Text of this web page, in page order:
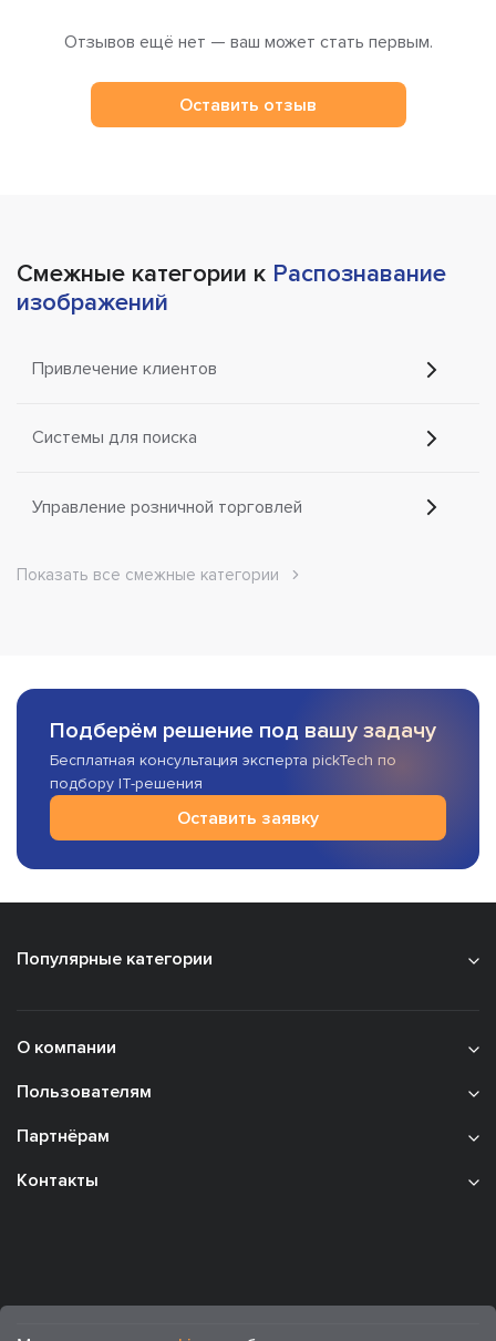
Отзывов ещё нет — ваш может стать первым.
Оставить отзыв
Смежные категории к Распознавание
изображений
Привлечение клиентов
Системы для поиска
Управление розничной торговлей
Показать все смежные категории
Подберём решение под вашу задачу
Бесплатная консультация эксперта pickTech по
подбору IT-решения
Оставить заявку
Популярные категории
О компании
Пользователям
Партнёрам
Контакты